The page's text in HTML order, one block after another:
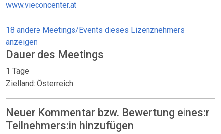
www.vieconcenter.at
18 andere Meetings/Events dieses Lizenznehmers
anzeigen
Dauer des Meetings
1 Tage
Zielland: Österreich
Neuer Kommentar bzw. Bewertung eines:r
Teilnehmers:in hinzufügen